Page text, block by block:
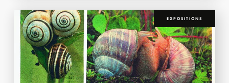
EXPOSITIONS